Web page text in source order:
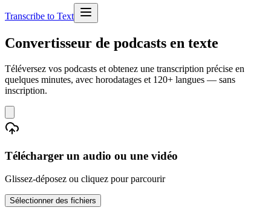
Transcribe to Text
Convertisseur de podcasts en texte
Téléversez vos podcasts et obtenez une transcription précise en
quelques minutes, avec horodatages et 120+ langues — sans
inscription.
Télécharger un audio ou une vidéo
Glissez-déposez ou cliquez pour parcourir
Sélectionner des fichiers